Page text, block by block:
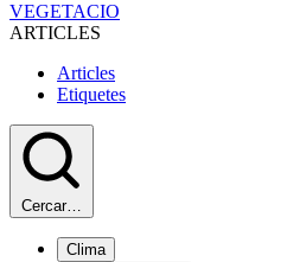
VEGETACIO
ARTICLES
Articles
Etiquetes
Cercar…
Clima